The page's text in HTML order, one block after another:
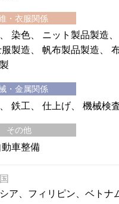
・衣服関係
染色 ニット製品製造
製造 帆布製品製造
・金属関係
鉄工 仕上げ 機械検
その他
動車整備
ア、フィリピン、ベトナ